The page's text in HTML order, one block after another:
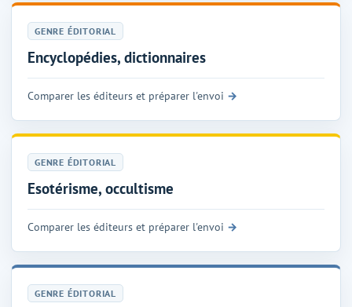
GENRE ÉDITORIAL
Encyclopédies, dictionnaires
Comparer les éditeurs et préparer l'envoi
GENRE ÉDITORIAL
Esotérisme, occultisme
Comparer les éditeurs et préparer l'envoi
GENRE ÉDITORIAL